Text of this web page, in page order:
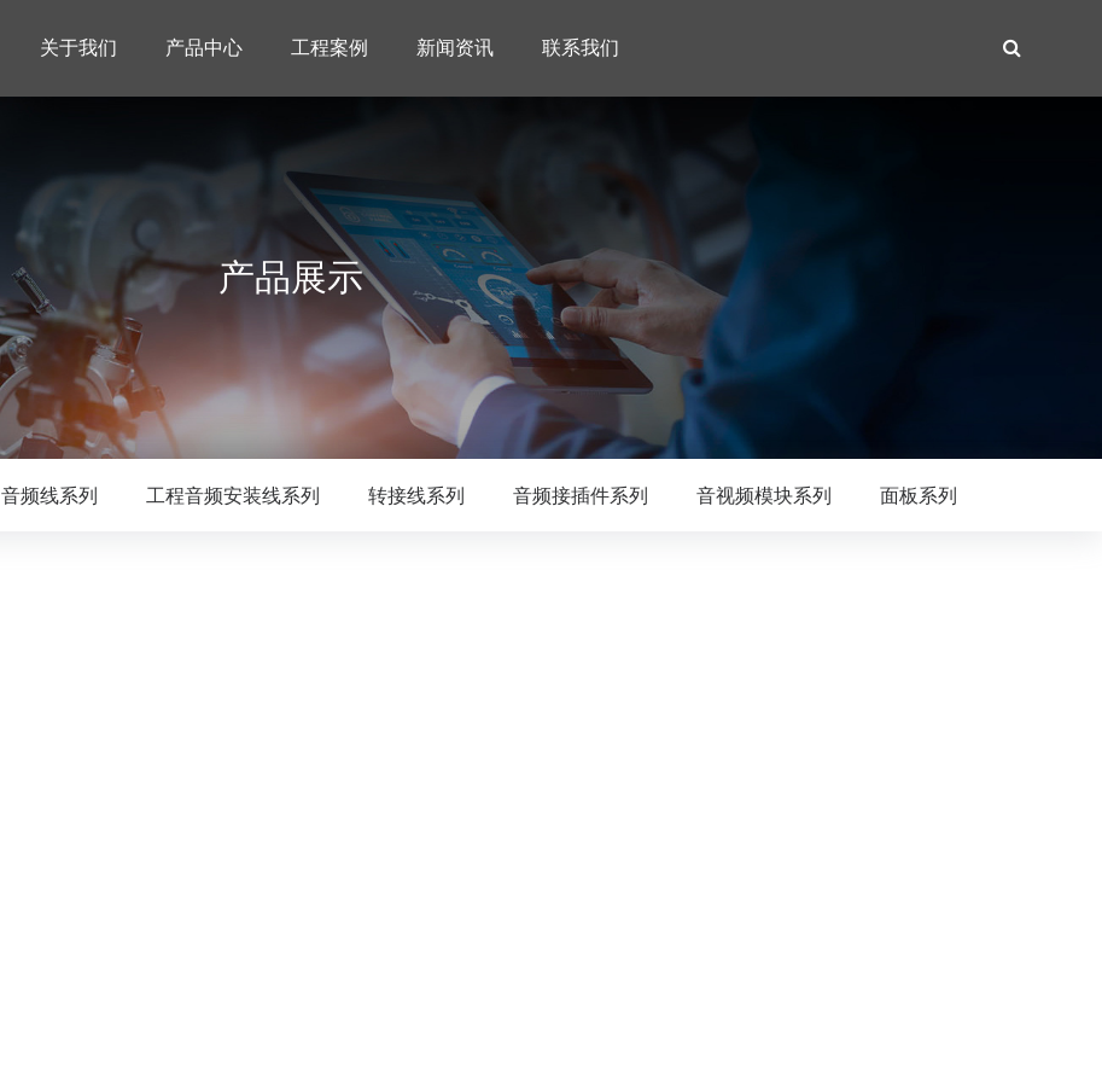
关于我们 产品中心 工程案例 新闻资讯 联系我们
产品展示
音频线系列 工程音频安装线系列 转接线系列 音频接插件系列 音视频模块系列 面板系列